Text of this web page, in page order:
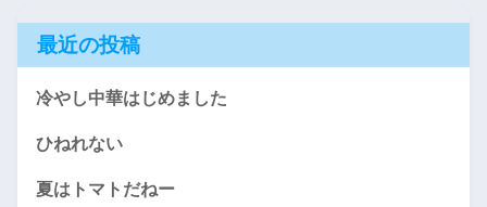
最近の投稿
冷やし中華はじめました
ひねれない
夏はトマトだねー